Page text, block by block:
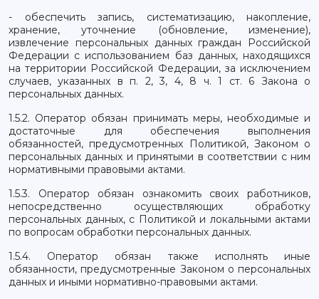
- обеспечить запись, систематизацию, накопление,
хранение, уточнение (обновление, изменение),
извлечение персональных данных граждан Российской
Федерации с использованием баз данных, находящихся
на территории Российской Федерации, за исключением
случаев, указанных в п. 2, 3, 4, 8 ч. 1 ст. 6 Закона о
персональных данных.
1.5.2. Оператор обязан принимать меры, необходимые и
достаточные для обеспечения выполнения
обязанностей, предусмотренных Политикой, Законом о
персональных данных и принятыми в соответствии с ним
нормативными правовыми актами.
1.5.3. Оператор обязан ознакомить своих работников,
непосредственно осуществляющих обработку
персональных данных, с Политикой и локальными актами
по вопросам обработки персональных данных.
1.5.4. Оператор обязан также исполнять иные
обязанности, предусмотренные Законом о персональных
данных и иными нормативно-правовыми актами.